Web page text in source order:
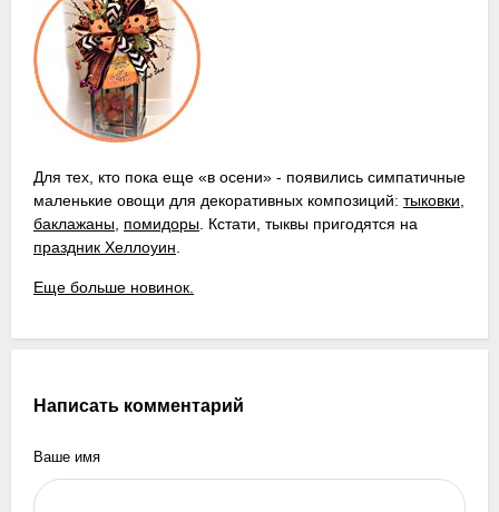
Для тех, кто пока еще «в осени» - появились симпатичные
маленькие овощи для декоративных композиций: тыковки,
баклажаны, помидоры. Кстати, тыквы пригодятся на
праздник Хеллоуин.
Еще больше новинок.
Написать комментарий
Ваше имя